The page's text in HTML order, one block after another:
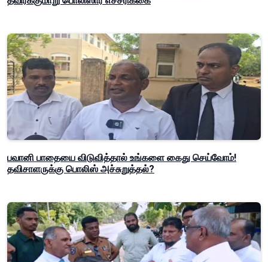
பவானி பாதையை விடுவித்தால் உங்களை கைது செய்வோம்!
தவிசாளருக்கு பொலிஸ் அச்சுறுத்தல்?